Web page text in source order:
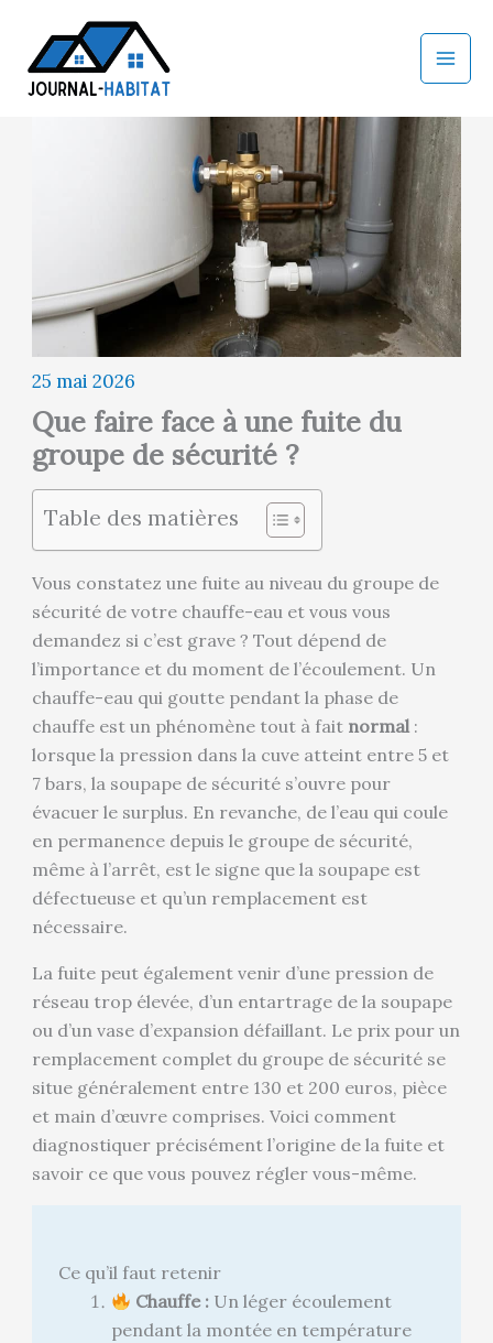
contenu
25 mai 2026
Que faire face à une fuite du
groupe de sécurité ?
Table des matières
Vous constatez une fuite au niveau du groupe de
sécurité de votre chauffe-eau et vous vous
demandez si c’est grave ? Tout dépend de
l’importance et du moment de l’écoulement. Un
chauffe-eau qui goutte pendant la phase de
chauffe est un phénomène tout à fait normal:
lorsque la pression dans la cuve atteint entre 5 et
7 bars, la soupape de sécurité s’ouvre pour
évacuer le surplus. En revanche, de l’eau qui coule
en permanence depuis le groupe de sécurité,
même à l’arrêt, est le signe que la soupape est
défectueuse et qu’un remplacement est
nécessaire.
La fuite peut également venir d’une pression de
réseau trop élevée, d’un entartrage de la soupape
ou d’un vase d’expansion défaillant. Le prix pour un
remplacement complet du groupe de sécurité se
situe généralement entre 130 et 200 euros, pièce
et main d’œuvre comprises. Voici comment
diagnostiquer précisément l’origine de la fuite et
savoir ce que vous pouvez régler vous-même.
Ce qu’il faut retenir
Chauffe :Un léger écoulement
pendant la montée en température